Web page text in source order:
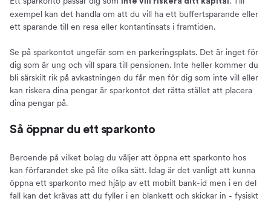
exempel kan det handla om att du vill ha ett buffertsparande eller
ett sparande till en resa eller kontantinsats i framtiden.
Se på sparkontot ungefär som en parkeringsplats. Det är inget för
dig som är ung och vill spara till pensionen. Inte heller kommer du
bli särskilt rik på avkastningen du får men för dig som inte vill eller
kan riskera dina pengar är sparkontot det rätta stället att placera
dina pengar på.
Så öppnar du ett sparkonto
Beroende på vilket bolag du väljer att öppna ett sparkonto hos
kan förfarandet ske på lite olika sätt. Idag är det vanligt att kunna
öppna ett sparkonto med hjälp av ett mobilt bank-id men i en del
fall kan det krävas att du fyller i en blankett och skickar in - fysiskt